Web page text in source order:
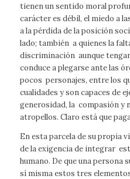
tienen un sentido moral
carácter es débil, el miedo a
a la pérdida de la posición
lado; también a quienes la
discriminación aunque
conduce a plegarse ante las
pocos personajes, entre los
cualidades y son capaces de
generosidad, la compasión y
atropellos. Claro está que
En esta parcela de su propia
de la exigencia de integrar
humano. De que una
sí misma estos tres